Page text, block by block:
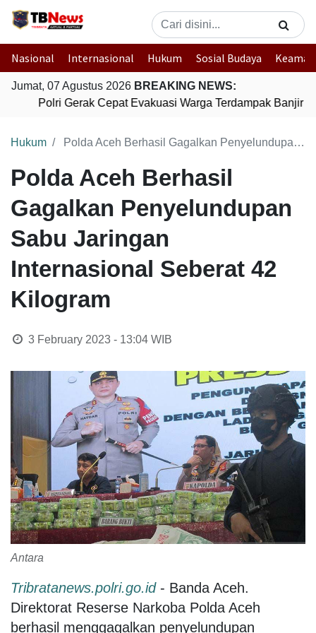
Nasional Internasional Hukum Sosial Budaya
Jumat, 07 Agustus 2026 BREAKING NEWS:
Polri Gerak Cepat Evakuasi Warga Terdampak Banjir di
Hukum Polda Aceh Berhasil Gagalkan Penyelundupan Sabu Jaringan Internasional Seberat 42 Kilogram
Polda Aceh Berhasil
Gagalkan Penyelundupan
Sabu Jaringan
Internasional Seberat 42
Kilogram
3 February 2023 - 13:04WIB
Antara
Tribratanews.polri.go.id - Banda Aceh.
Direktorat Reserse Narkoba Polda Aceh
berhasil menggagalkan penyelundupan